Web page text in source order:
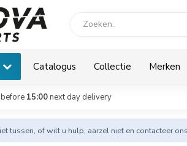
Catalogus Collectie Merken
15:00next day delivery
tussen, of wilt u hulp, aarzel niet en contacteer